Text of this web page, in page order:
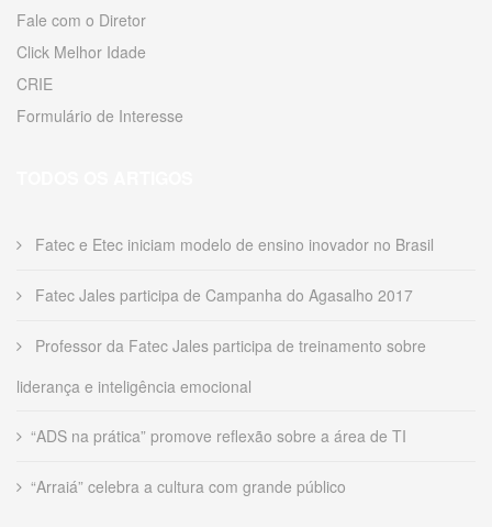
Fale com o Diretor
Click Melhor Idade
CRIE
Formulário de Interesse
Fatec e Etec iniciam modelo de ensino inovador no Brasil
Fatec Jales participa de Campanha do Agasalho 2017
Professor da Fatec Jales participa de treinamento sobre
liderança e inteligência emocional
“ADS na prática” promove reflexão sobre a área de TI
“Arraiá” celebra a cultura com grande público